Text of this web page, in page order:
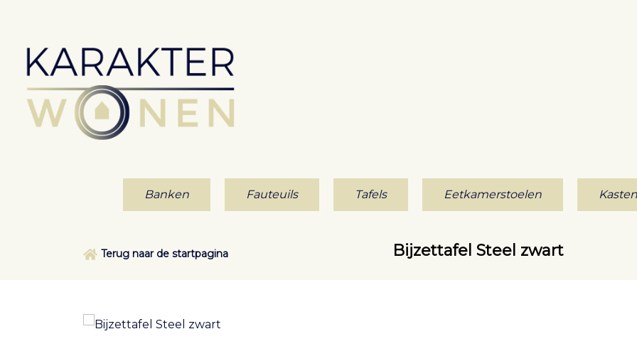
Banken Fauteuils Tafels Eetkamerstoelen Kasten
Terug naar de startpagina Bijzettafel Steel zwart